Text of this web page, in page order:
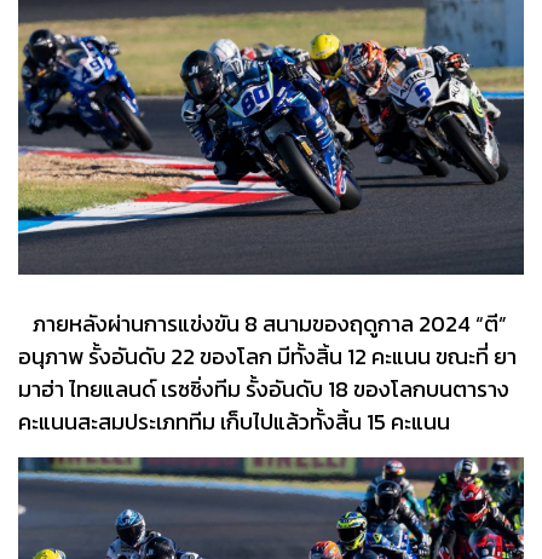
ภายหลังผ่านการแข่งขัน 8 สนามของฤดูกาล 2024 “ตี”
อนุภาพ รั้งอันดับ 22 ของโลก มีทั้งสิ้น 12 คะแนน ขณะที่ ยา
มาฮ่า ไทยแลนด์ เรซซิ่งทีม รั้งอันดับ 18 ของโลกบนตาราง
คะแนนสะสมประเภททีม เก็บไปแล้วทั้งสิ้น 15 คะแนน